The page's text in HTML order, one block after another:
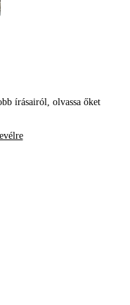
írásairól, olvassa őket